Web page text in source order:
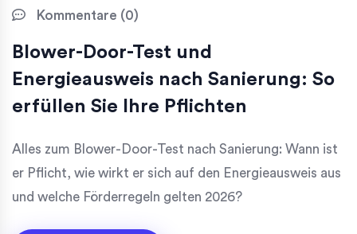
Kommentare (0)
Blower-Door-Test und
Energieausweis nach Sanierung: So
erfüllen Sie Ihre Pflichten
Alles zum Blower-Door-Test nach Sanierung: Wann ist
er Pflicht, wie wirkt er sich auf den Energieausweis aus
und welche Förderregeln gelten 2026?